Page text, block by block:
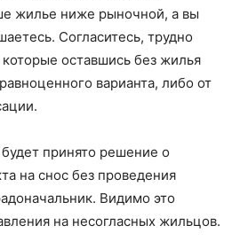
жилье ниже рыночной, а вы
Согласитесь, трудно
оставшись без жилья
варианта, либо от
принято решение о
на снос без проведения
Видимо это
на несогласных жильцов.